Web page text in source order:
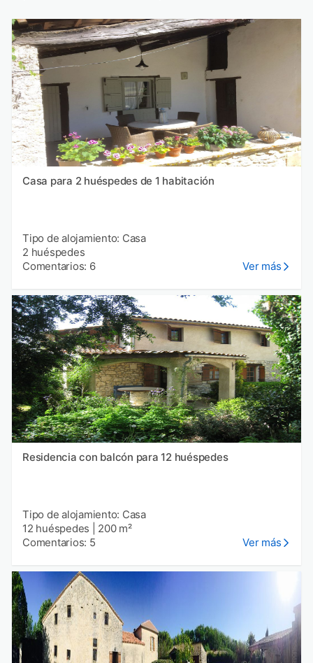
Casa para 2 huéspedes de 1 habitación
Tipo de alojamiento: Casa
2 huéspedes
Comentarios: 6
Ver más
Residencia con balcón para 12 huéspedes
Tipo de alojamiento: Casa
12 huéspedes
200 m²
Comentarios: 5
Ver más